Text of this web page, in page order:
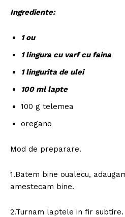
Ingrediente:
1 ou
1 lingura cu varf cu faina
1 lingurita de ulei
100 ml lapte
100 g telemea
oregano
Mod de preparare.
1.Batem bine oualecu,
amestecam bine.
2.Turnam laptele in fir subtire.